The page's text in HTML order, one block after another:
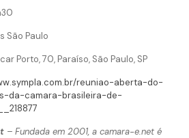
São Paulo
70, Paraíso, São Paulo, SP
reuniao-aberta-do-
da-camara-brasileira-de-
– Fundada em 2001, a camara-e.net é